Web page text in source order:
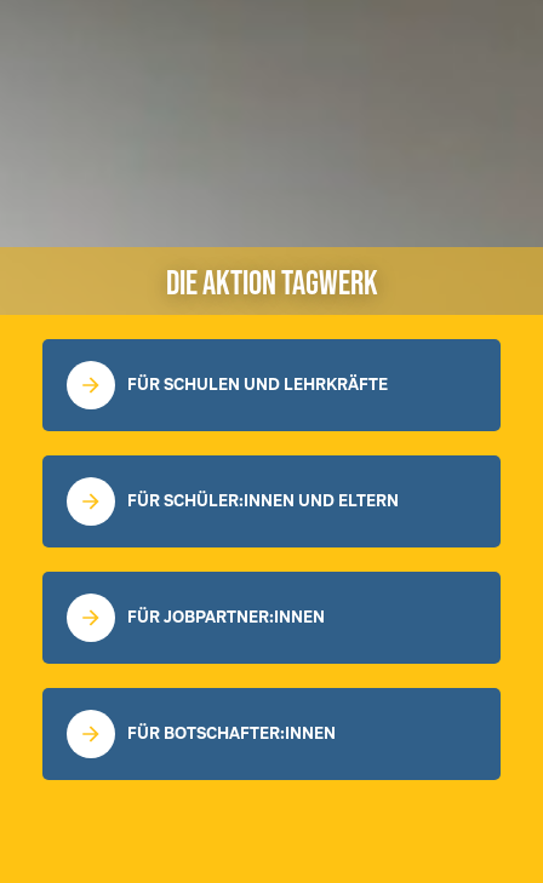
DIE AKTION TAGWERK
FÜR SCHULEN UND LEHRKRÄFTE
FÜR SCHÜLER:INNEN UND ELTERN
FÜR JOBPARTNER:INNEN
FÜR BOTSCHAFTER:INNEN